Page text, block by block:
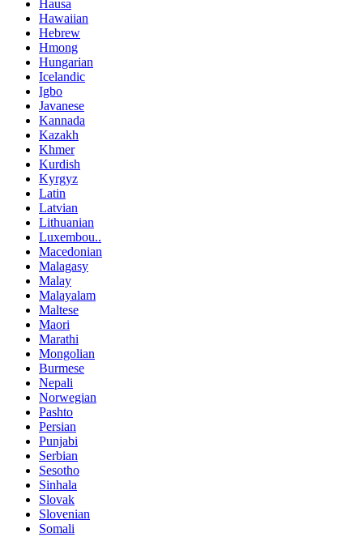
Hausa
Hawaiian
Hebrew
Hmong
Hungarian
Icelandic
Igbo
Javanese
Kannada
Kazakh
Khmer
Kurdish
Kyrgyz
Latin
Latvian
Lithuanian
Luxembou..
Macedonian
Malagasy
Malay
Malayalam
Maltese
Maori
Marathi
Mongolian
Burmese
Nepali
Norwegian
Pashto
Persian
Punjabi
Serbian
Sesotho
Sinhala
Slovak
Slovenian
Somali